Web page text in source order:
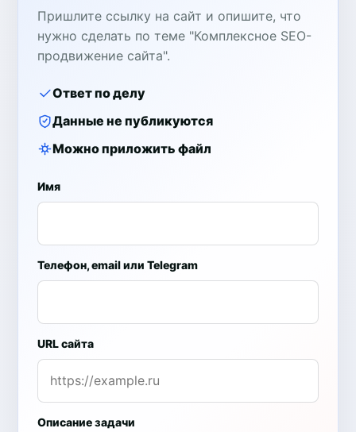
Пришлите ссылку на сайт и опишите, что
нужно сделать по теме "Комплексное SEO-
продвижение сайта".
Ответ по делу
Данные не публикуются
Можно приложить файл
Имя
Телефон, email или Telegram
URL сайта
Описание задачи